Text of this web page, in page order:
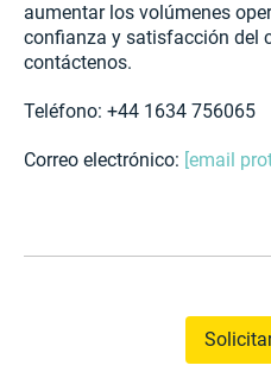
aumentar los volúmenes
confianza y satisfacción del
contáctenos.
Teléfono: +44 1634 756065
Correo electrónico: [email